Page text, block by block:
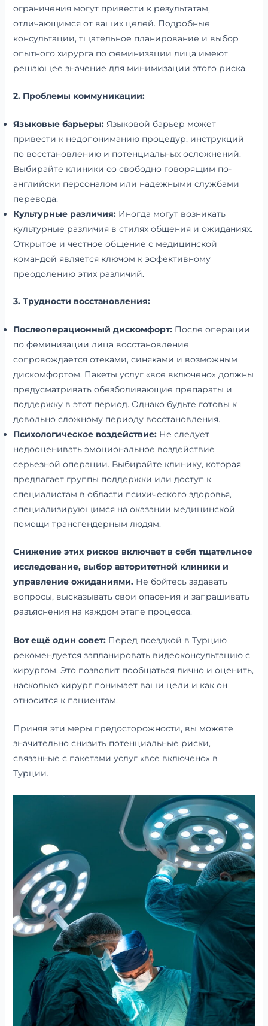
ограничения могут привести к результатам,
отличающимся от ваших целей. Подробные
консультации, тщательное планирование и выбор
опытного хирурга по феминизации лица имеют
решающее значение для минимизации этого риска.
2. Проблемы коммуникации:
Языковые барьеры:Языковой барьер может
привести к недопониманию процедур, инструкций
по восстановлению и потенциальных осложнений.
Выбирайте клиники со свободно говорящим по-
английски персоналом или надежными службами
перевода.
Культурные различия:Иногда могут возникать
культурные различия в стилях общения и ожиданиях.
Открытое и честное общение с медицинской
командой является ключом к эффективному
преодолению этих различий.
3. Трудности восстановления:
Послеоперационный дискомфорт:После операции
по феминизации лица восстановление
сопровождается отеками, синяками и возможным
дискомфортом. Пакеты услуг «все включено» должны
предусматривать обезболивающие препараты и
поддержку в этот период. Однако будьте готовы к
довольно сложному периоду восстановления.
Психологическое воздействие:Не следует
недооценивать эмоциональное воздействие
серьезной операции. Выбирайте клинику, которая
предлагает группы поддержки или доступ к
специалистам в области психического здоровья,
специализирующимся на оказании медицинской
помощи трансгендерным людям.
Снижение этих рисков включает в себя тщательное
исследование, выбор авторитетной клиники и
управление ожиданиями.Не бойтесь задавать
вопросы, высказывать свои опасения и запрашивать
разъяснения на каждом этапе процесса.
Вот ещё один совет:Перед поездкой в Турцию
рекомендуется запланировать видеоконсультацию с
хирургом. Это позволит пообщаться лично и оценить,
насколько хирург понимает ваши цели и как он
относится к пациентам.
Приняв эти меры предосторожности, вы можете
значительно снизить потенциальные риски,
связанные с пакетами услуг «все включено» в
Турции.